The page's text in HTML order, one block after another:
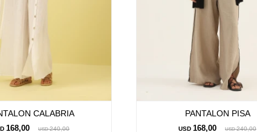
CALABRIA
168,00 USD 240,00
PANTALON PISA
USD 168,00 USD 240,00